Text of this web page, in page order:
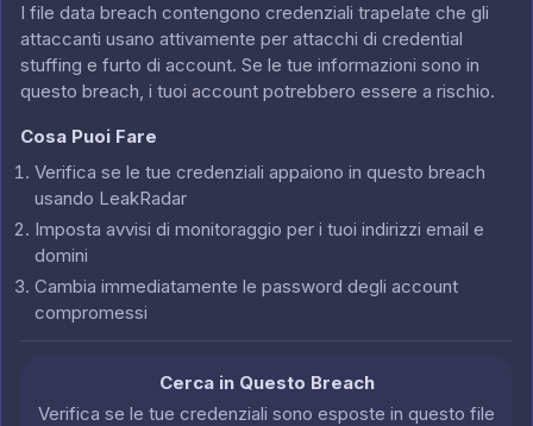
I file data breach contengono credenziali trapelate che gli
attaccanti usano attivamente per attacchi di credential
stuffing e furto di account. Se le tue informazioni sono in
questo breach, i tuoi account potrebbero essere a rischio.
Cosa Puoi Fare
Verifica se le tue credenziali appaiono in questo breach
usando LeakRadar
Imposta avvisi di monitoraggio per i tuoi indirizzi email e
domini
Cambia immediatamente le password degli account
compromessi
Cerca in Questo Breach
Verifica se le tue credenziali sono esposte in questo file